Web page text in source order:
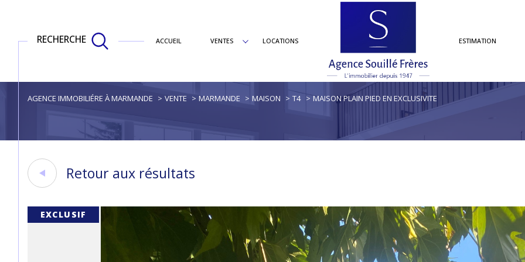
ACCUEIL VENTES
appartements maisons
LOCATIONS ESTIMATION
RECHERCHE
AGENCE IMMOBILIÉRE À MARMANDE VENTE MARMANDE MAISON T4 MAISON PLAIN PIED EN EXCLUSIVITE
Retour aux résultats
EXCLUSIF